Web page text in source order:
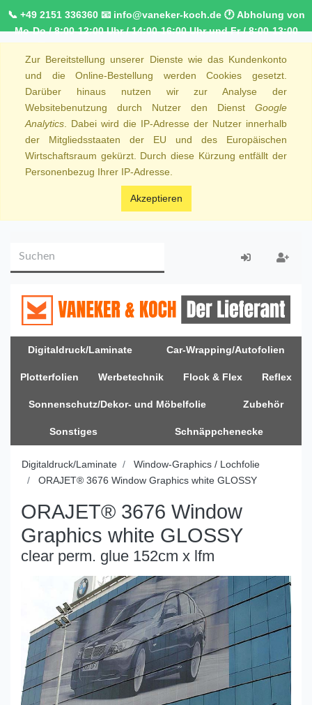
📞 +49 2151 336360 📧 info@vaneker-koch.de 🕐 Abholung von
Mo-Do / 8:00-12:00 Uhr / 14:00-16:00 Uhr und Fr / 8:00-13:00
NRW 🚛 Kostenfreie Lieferung ab 250€ Bestellwert
Zur Bereitstellung unserer Dienste wie das Kundenkonto
und die Online-Bestellung werden Cookies gesetzt.
Darüber hinaus nutzen wir zur Analyse der
Websitebenutzung durch Nutzer den Dienst Google
Analytics . Dabei wird die IP-Adresse der Nutzer innerhalb
der Mitgliedsstaaten der EU und des Europäischen
Wirtschaftsraum gekürzt. Durch diese Kürzung entfällt der
Personenbezug Ihrer IP-Adresse.
Akzeptieren
Digitaldruck/Laminate Car-Wrapping/Autofolien
Plotterfolien Werbetechnik Flock & Flex Reflex
Sonnenschutz/Dekor- und Möbelfolie Zubehör
Sonstiges Schnäppchenecke
Digitaldruck/Laminate
Window-Graphics / Lochfolie
ORAJET® 3676 Window Graphics white GLOSSY
ORAJET® 3676 Window
Graphics white GLOSSY
clear perm. glue 152cm x lfm